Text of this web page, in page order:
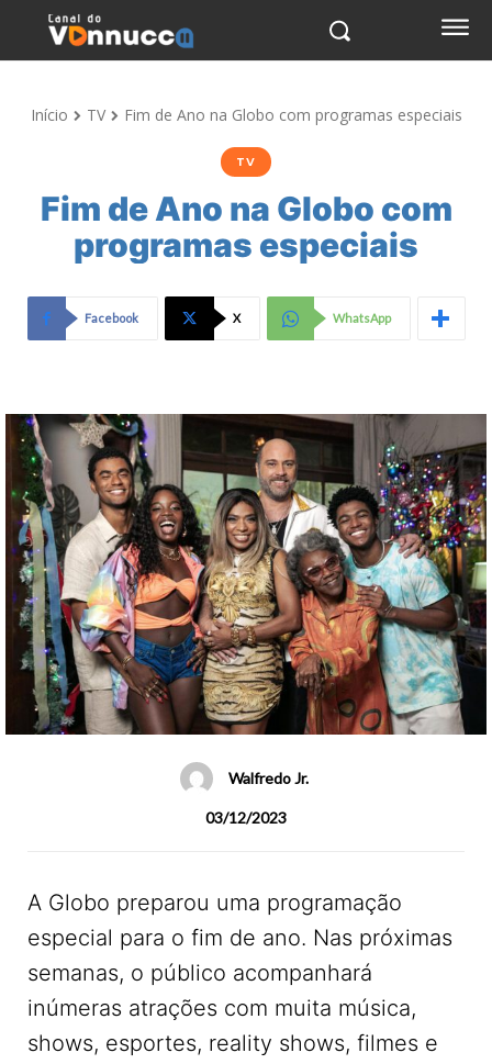
Início TV Fim de Ano na Globo com programas especiais
TV
Fim de Ano na Globo com
programas especiais
Facebook X WhatsApp
Walfredo Jr.
03/12/2023
A Globo preparou uma programação
especial para o fim de ano. Nas próximas
semanas, o público acompanhará
inúmeras atrações com muita música,
shows, esportes, reality shows, filmes e